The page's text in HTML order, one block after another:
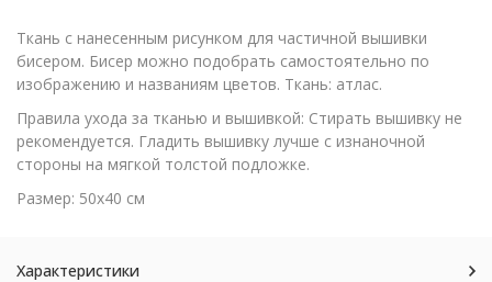
Ткань с нанесенным рисунком для частичной вышивки
бисером. Бисер можно подобрать самостоятельно по
изображению и названиям цветов. Ткань: атлас.
Правила ухода за тканью и вышивкой: Стирать вышивку не
рекомендуется. Гладить вышивку лучше с изнаночной
стороны на мягкой толстой подложке.
Размер: 50х40 см
Характеристики